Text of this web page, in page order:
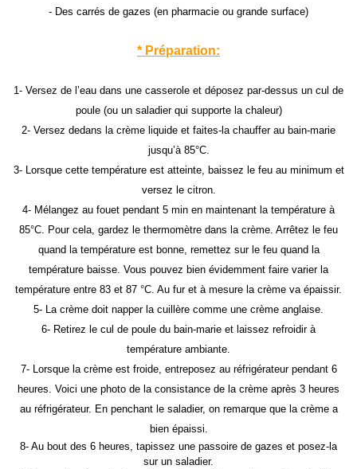
- Des carrés de gazes (en pharmacie ou grande surface)
* Préparation:
1- Versez de l’eau dans une casserole et déposez par-dessus un cul de
poule (ou un saladier qui supporte la chaleur)
2- Versez dedans la crème liquide et faites-la chauffer au bain-marie
jusqu’à 85°C.
3- Lorsque cette température est atteinte, baissez le feu au minimum et
versez le citron.
4- Mélangez au fouet pendant 5 min en maintenant la température à
85°C. Pour cela, gardez le thermomètre dans la crème. Arrêtez le feu
quand la température est bonne, remettez sur le feu quand la
température baisse. Vous pouvez bien évidemment faire varier la
température entre 83 et 87 °C. Au fur et à mesure la crème va épaissir.
5- La crème doit napper la cuillère comme une crème anglaise.
6- Retirez le cul de poule du bain-marie et laissez refroidir à
température ambiante.
7- Lorsque la crème est froide, entreposez au réfrigérateur pendant 6
heures. Voici une photo de la consistance de la crème après 3 heures
au réfrigérateur. En penchant le saladier, on remarque que la crème a
bien épaissi.
8- Au bout des 6 heures, tapissez une passoire de gazes et posez-la
sur un saladier.